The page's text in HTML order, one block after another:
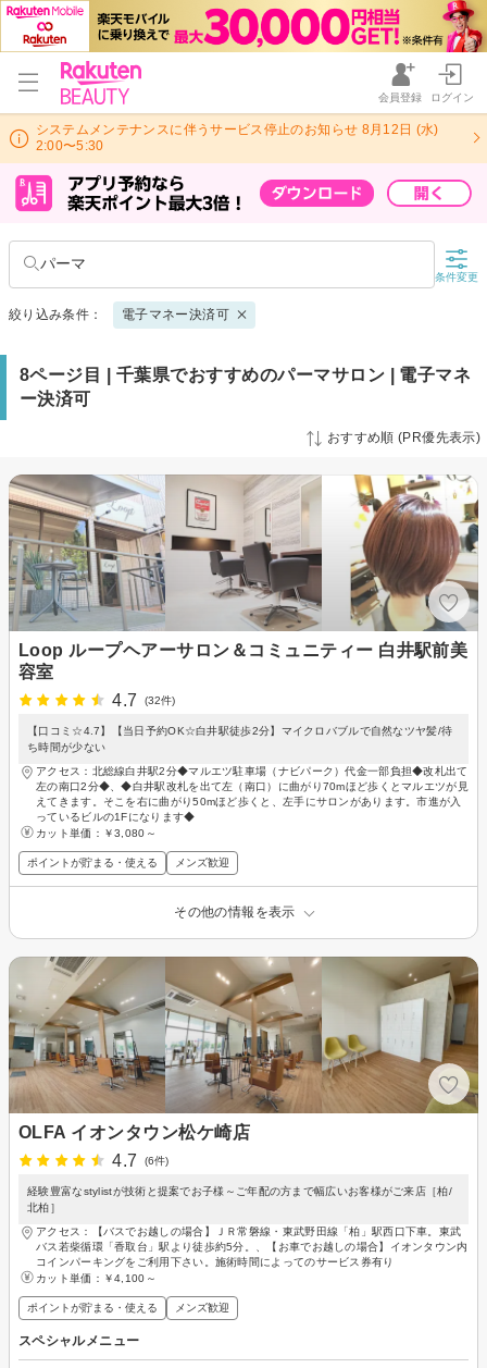
会員登録 ログイン
システムメンテナンスに伴うサービス停止のお知らせ 8月12日 (水)
2:00〜5:30
パーマ
条件変更
絞り込み条件： 電子マネー決済可
8ページ目 | 千葉県でおすすめのパーマサロン | 電子マネ
ー決済可
おすすめ順 (PR優先表示)
Loop ループヘアーサロン＆コミュニティー 白井駅前美
容室
4.7
(32件)
【口コミ☆4.7】【当日予約OK☆白井駅徒歩2分】マイクロバブルで自然なツヤ髪/待
ち時間が少ない
アクセス：北総線白井駅2分◆マルエツ駐車場（ナビパーク）代金一部負担◆改札出て
左の南口2分◆、◆白井駅改札を出て左（南口）に曲がり70mほど歩くとマルエツが見
えてきます。そこを右に曲がり50mほど歩くと、左手にサロンがあります。市進が入
っているビルの1Fになります◆
カット単価： ￥3,080～
ポイントが貯まる・使える メンズ歓迎
その他の情報を表示
OLFA イオンタウン松ケ崎店
4.7
(6件)
経験豊富なstylistが技術と提案でお子様～ご年配の方まで幅広いお客様がご来店［柏/
北柏］
アクセス：【バスでお越しの場合】ＪＲ常磐線・東武野田線「柏」駅西口下車。東武
バス若柴循環「香取台」駅より徒歩約5分。、【お車でお越しの場合】イオンタウン内
コインパーキングをご利用下さい。施術時間によってのサービス券有り
カット単価： ￥4,100～
ポイントが貯まる・使える メンズ歓迎
スペシャルメニュー